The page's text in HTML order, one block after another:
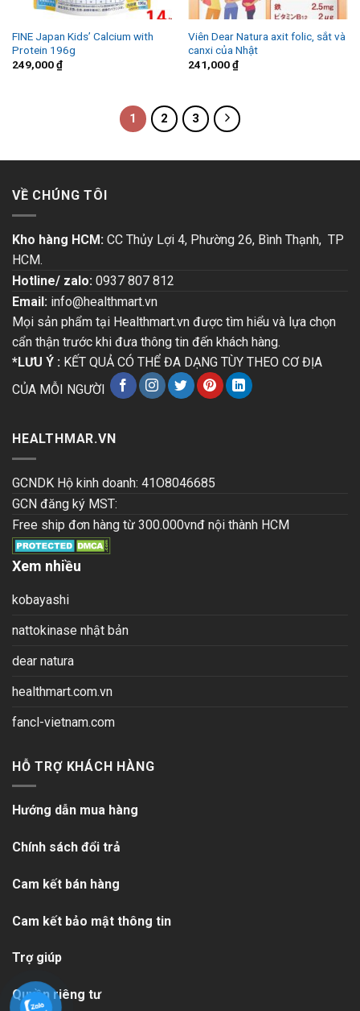
FINE Japan Kids’ Calcium with
Protein 196g
249,000₫
Viên Dear Natura axit folic, sắt và
canxi của Nhật
241,000₫
1 2 3
VỀ CHÚNG TÔI
Kho hàng HCM: CC Thủy Lợi 4, Phường 26, Bình Thạnh, TP
HCM.
Hotline/ zalo: 0937 807 812
Email: info@healthmart.vn
Mọi sản phẩm tại Healthmart.vn được tìm hiểu và lựa chọn
cẩn thận trước khi đưa thông tin đến khách hàng.
*LƯU Ý : KẾT QUẢ CÓ THỂ ĐA DẠNG TÙY THEO CƠ ĐỊA
CỦA MỖI NGƯỜI
HEALTHMAR.VN
GCNDK Hộ kinh doanh: 41O8046685
GCN đăng ký MST:
Free ship đơn hàng từ 300.000vnđ nội thành HCM
Xem nhiều
kobayashi
nattokinase nhật bản
dear natura
healthmart.com.vn
fancl-vietnam.com
HỖ TRỢ KHÁCH HÀNG
Hướng dẫn mua hàng
Chính sách đổi trả
Cam kết bán hàng
Cam kết bảo mật thông tin
Trợ giúp
Quyền riêng tư